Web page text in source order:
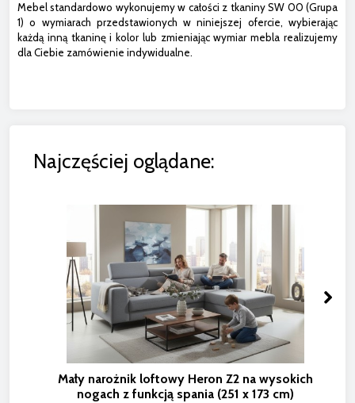
Mebel standardowo wykonujemy w całości z tkaniny SW 00 (Grupa
1) o wymiarach przedstawionych w niniejszej ofercie, wybierając
każdą inną tkaninę i kolor lub zmieniając wymiar mebla realizujemy
dla Ciebie zamówienie indywidualne.
Najczęściej oglądane:
Mały narożnik loftowy Heron Z2 na wysokich
nogach z funkcją spania (251 x 173 cm)